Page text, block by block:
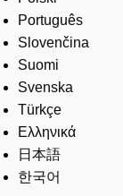
Português
Slovenčina
Suomi
Svenska
Türkçe
Ελληνικά
日本語
한국어